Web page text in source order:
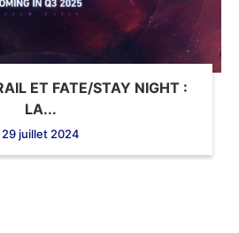
ET FATE/STAY NIGHT :
LA...
29 juillet 2024